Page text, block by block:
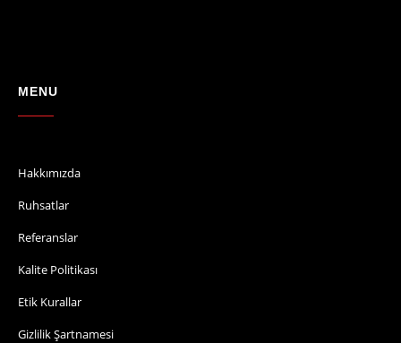
MENU
Hakkımızda
Ruhsatlar
Referanslar
Kalite Politikası
Etik Kurallar
Gizlilik Şartnamesi